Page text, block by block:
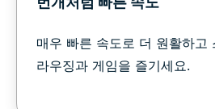
매우 빠른 속도로 더 원활하고
라우징과 게임을 즐기세요.